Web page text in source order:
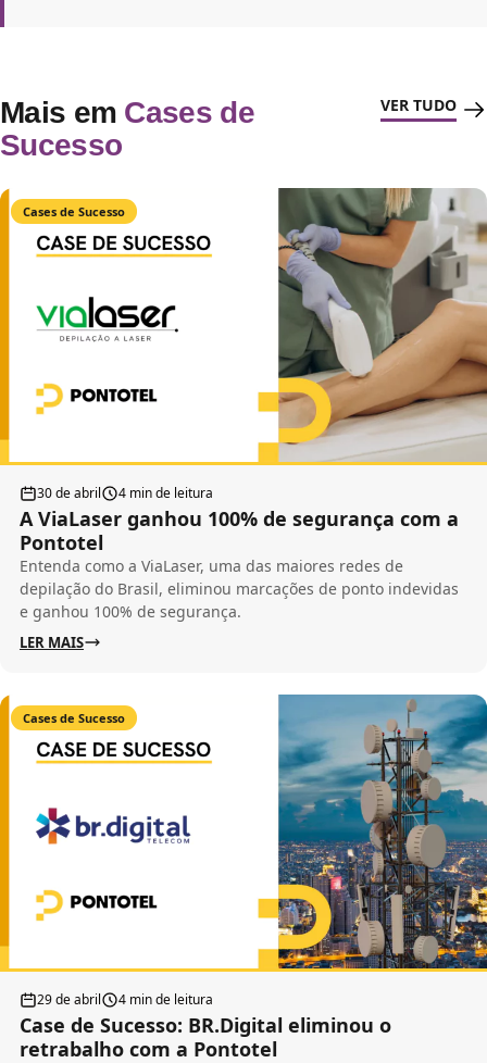
Mais em Cases de
Sucesso
VER TUDO
Cases de Sucesso
30 de abril 4 min de leitura
A ViaLaser ganhou 100% de segurança com a
Pontotel
Entenda como a ViaLaser, uma das maiores redes de
depilação do Brasil, eliminou marcações de ponto indevidas
e ganhou 100% de segurança.
LER MAIS
Cases de Sucesso
29 de abril 4 min de leitura
Case de Sucesso: BR.Digital eliminou o
retrabalho com a Pontotel